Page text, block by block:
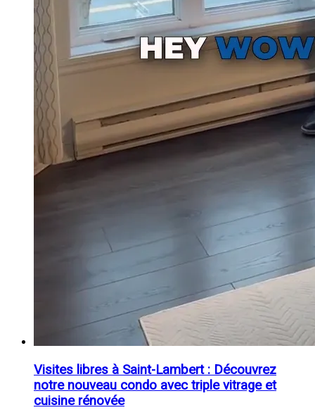
Visites libres à Saint-Lambert : Découvrez
notre nouveau condo avec triple vitrage et
cuisine rénovée